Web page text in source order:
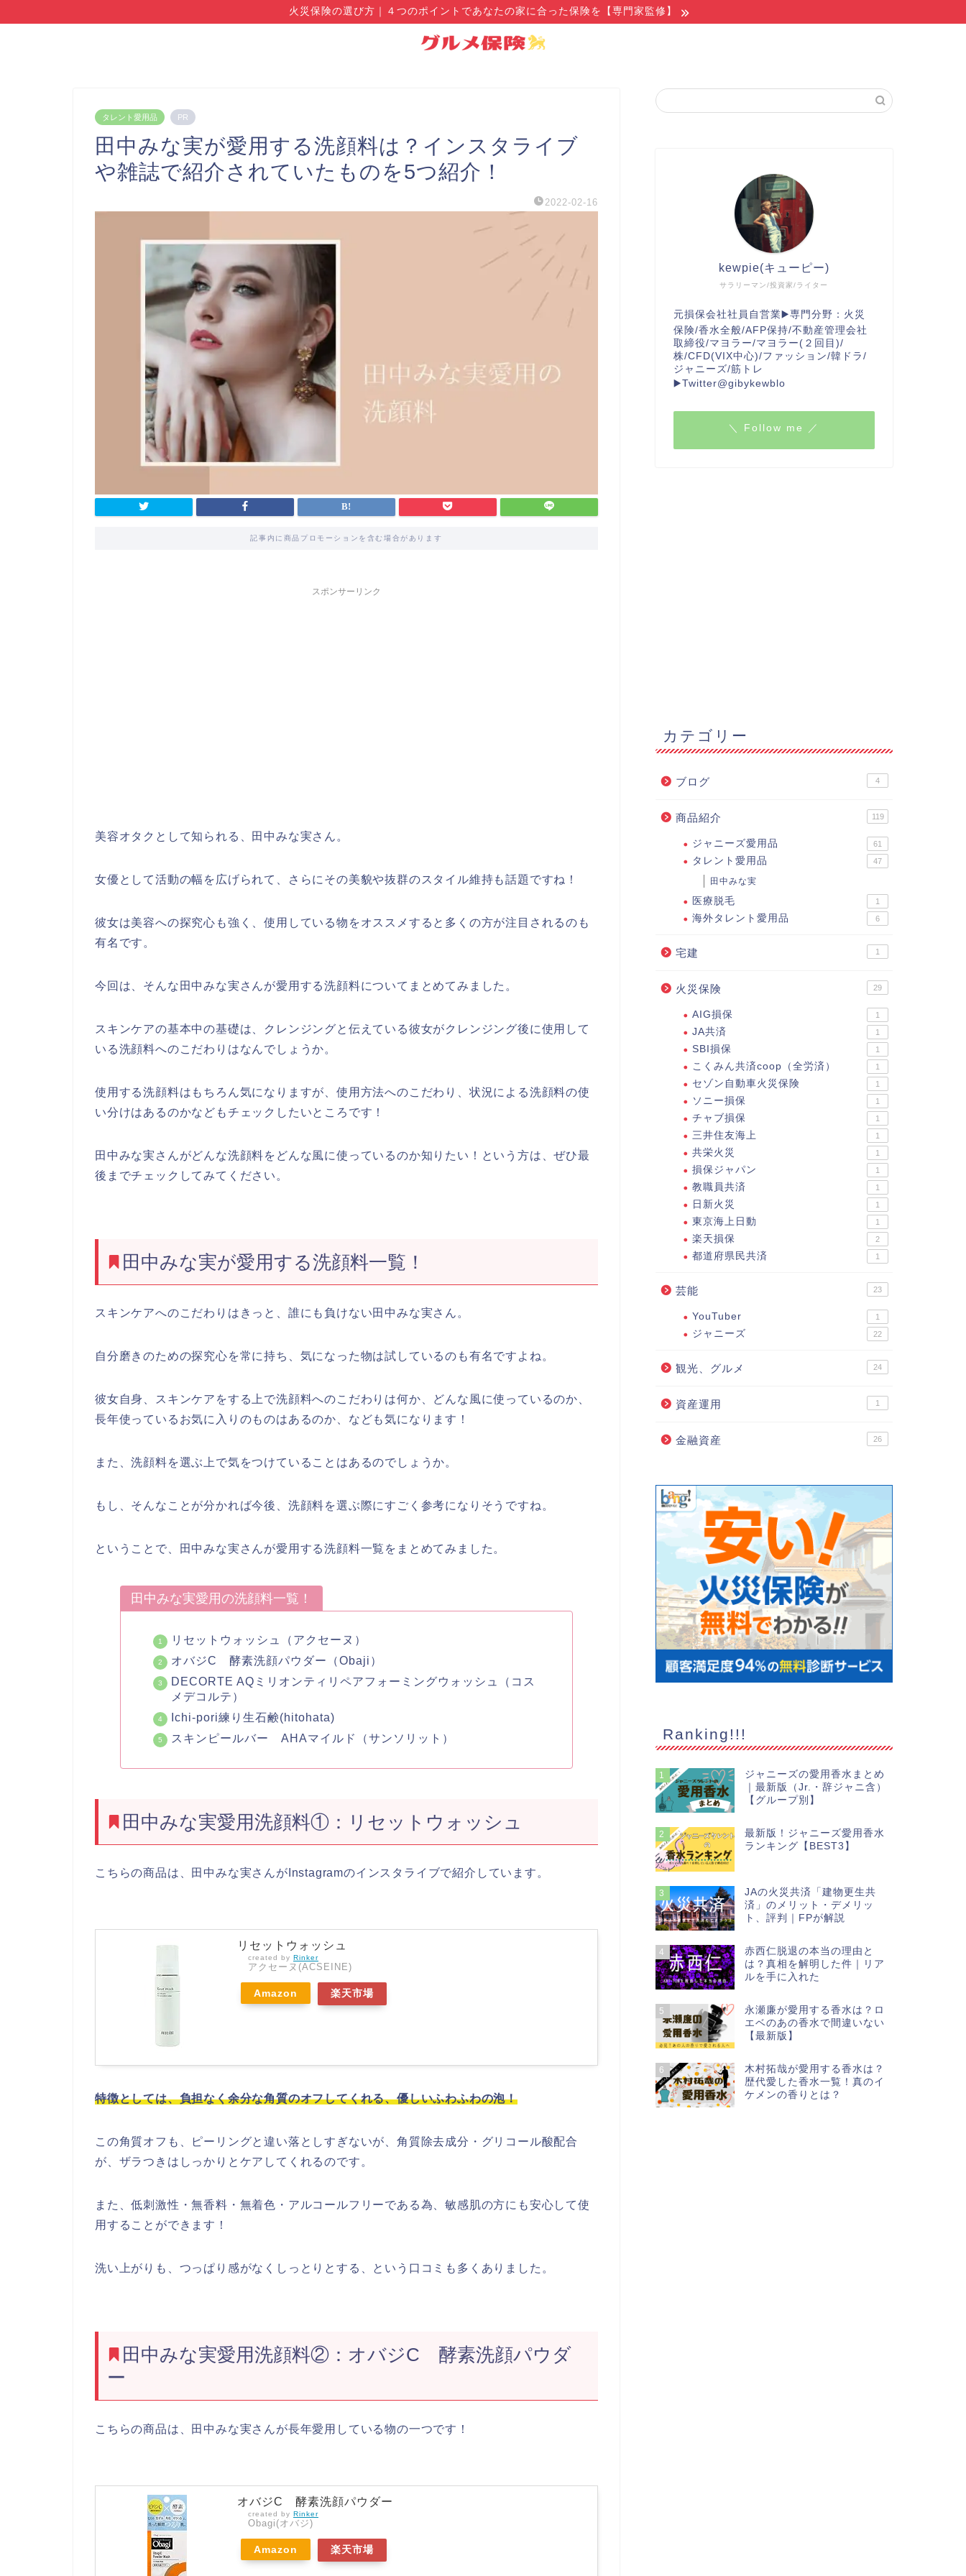
火災保険の選び方｜４つのポイントであなたの家に合った保険を【専門家監修】
タレント愛用品 PR
田中みな実が愛用する洗顔料は？インスタライブ
や雑誌で紹介されていたものを5つ紹介！
2022-02-16
記事内に商品プロモーションを含む場合があります
スポンサーリンク
美容オタクとして知られる、田中みな実さん。
女優として活動の幅を広げられて、さらにその美貌や抜群のスタイル維持も話題ですね！
彼女は美容への探究心も強く、使用している物をオススメすると多くの方が注目されるのも
有名です。
今回は、そんな田中みな実さんが愛用する洗顔料についてまとめてみました。
スキンケアの基本中の基礎は、クレンジングと伝えている彼女がクレンジング後に使用して
いる洗顔料へのこだわりはなんでしょうか。
使用する洗顔料はもちろん気になりますが、使用方法へのこだわり、状況による洗顔料の使
い分けはあるのかなどもチェックしたいところです！
田中みな実さんがどんな洗顔料をどんな風に使っているのか知りたい！という方は、ぜひ最
後までチェックしてみてください。
田中みな実が愛用する洗顔料一覧！
スキンケアへのこだわりはきっと、誰にも負けない田中みな実さん。
自分磨きのための探究心を常に持ち、気になった物は試しているのも有名ですよね。
彼女自身、スキンケアをする上で洗顔料へのこだわりは何か、どんな風に使っているのか、
長年使っているお気に入りのものはあるのか、なども気になります！
また、洗顔料を選ぶ上で気をつけていることはあるのでしょうか。
もし、そんなことが分かれば今後、洗顔料を選ぶ際にすごく参考になりそうですね。
ということで、田中みな実さんが愛用する洗顔料一覧をまとめてみました。
田中みな実愛用の洗顔料一覧！
リセットウォッシュ（アクセーヌ）
オバジC 酵素洗顔パウダー（Obaji）
DECORTE AQミリオンティリペアフォーミングウォッシュ（コス
メデコルテ）
Ichi-pori練り生石鹸(hitohata)
スキンピールバー AHAマイルド（サンソリット）
田中みな実愛用洗顔料①：リセットウォッシュ
こちらの商品は、田中みな実さんがInstagramのインスタライブで紹介しています。
リセットウォッシュ
created by Rinker
アクセーヌ(ACSEINE)
Amazon 楽天市場
特徴としては、負担なく余分な角質のオフしてくれる、優しいふわふわの泡！
この角質オフも、ピーリングと違い落としすぎないが、角質除去成分・グリコール酸配合
が、ザラつきはしっかりとケアしてくれるのです。
また、低刺激性・無香料・無着色・アルコールフリーである為、敏感肌の方にも安心して使
用することができます！
洗い上がりも、つっぱり感がなくしっとりとする、という口コミも多くありました。
田中みな実愛用洗顔料②：オバジC 酵素洗顔パウダ
ー
こちらの商品は、田中みな実さんが長年愛用している物の一つです！
オバジC 酵素洗顔パウダー
created by Rinker
Obagi(オバジ)
Amazon 楽天市場
サラリーマン/投資家/ライター
kewpie(キューピー)
元損保会社社員自営業▶️専門分野：火災
保険/香水全般/AFP保持/不動産管理会社
取締役/マヨラー/マヨラー(２回目)/
株/CFD(VIX中心)/ファッション/韓ドラ/
ジャニーズ/筋トレ
▶️Twitter@gibykewblo
＼ Follow me ／
カテゴリー
ブログ 4
商品紹介 119
ジャニーズ愛用品 61
タレント愛用品 47
田中みな実
医療脱毛 1
海外タレント愛用品 6
宅建 1
火災保険 29
AIG損保 1
JA共済 1
SBI損保 1
こくみん共済coop（全労済） 1
セゾン自動車火災保険 1
ソニー損保 1
チャブ損保 1
三井住友海上 1
共栄火災 1
損保ジャパン 1
教職員共済 1
日新火災 1
東京海上日動 1
楽天損保 2
都道府県民共済 1
芸能 23
YouTuber 1
ジャニーズ 22
観光、グルメ 24
資産運用 1
金融資産 26
Ranking!!!
1
ジャニーズの愛用香水まとめ
｜最新版（Jr.・辞ジャニ含）
【グループ別】
2
最新版！ジャニーズ愛用香水
ランキング【BEST3】
3
JAの火災共済「建物更生共
済」のメリット・デメリッ
ト、評判｜FPが解説
4
赤西仁脱退の本当の理由と
は？真相を解明した件｜リア
ルを手に入れた
5
永瀬廉が愛用する香水は？ロ
エベのあの香水で間違いない
【最新版】
6
木村拓哉が愛用する香水は？
歴代愛した香水一覧！真のイ
ケメンの香りとは？